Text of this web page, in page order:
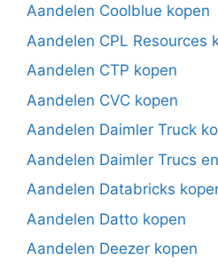
Aandelen Coolblue kopen
Aandelen CPL Resources
Aandelen CTP kopen
Aandelen CVC kopen
Aandelen Daimler Truck
Aandelen Daimler Trucs
Aandelen Databricks
Aandelen Datto kopen
Aandelen Deezer kopen